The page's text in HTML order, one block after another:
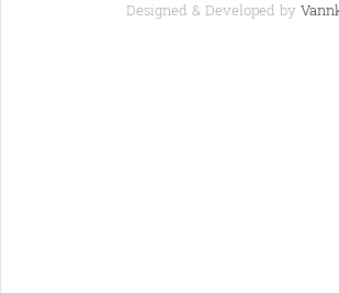
Designed & Developed by